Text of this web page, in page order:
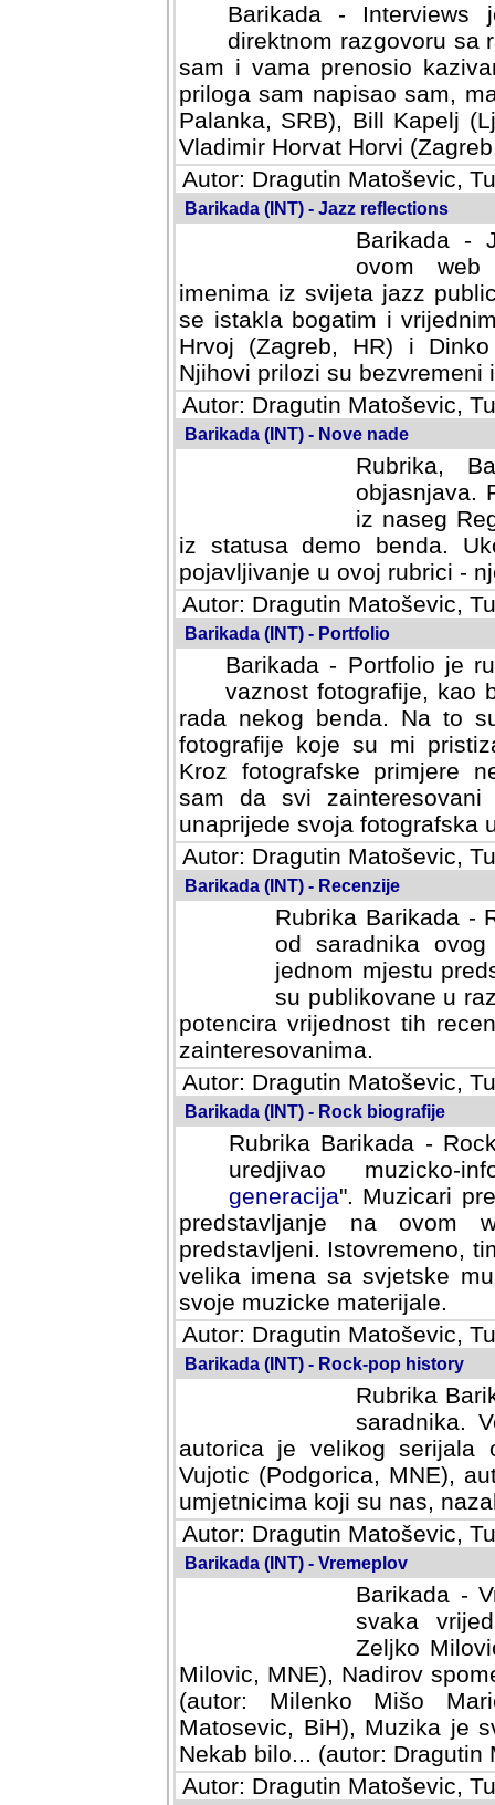
Barikada -
direktnom razgovoru sa
sam i vama prenosio
priloga sam napisao sam,
Palanka, SRB), Bill Kapelj
Vladimir Horvat Horvi
Autor: Dragutin Matoševic,
Barikada (INT) - Jazz reflections
Barikada -
ovom web
imenima iz svijeta jazz
se istakla bogatim i
Hrvoj (Zagreb, HR) i
Njihovi prilozi su bezvremeni
Autor: Dragutin Matoševic,
Barikada (INT) - Nove nade
Rubrika,
objasnjava.
iz naseg
iz statusa demo benda.
pojavljivanje u ovoj rubrici -
Autor: Dragutin Matoševic,
Barikada (INT) - Portfolio
Barikada - Portfolio je
vaznost fotografije, kao
rada nekog benda. Na to
fotografije koje su mi
fotografske primjere
svi zainteresovani
svoja fotografska umijeca.
Autor: Dragutin Matoševic,
Barikada (INT) - Recenzije
Rubrika Barikada -
od saradnika
jednom mjestu
su publikovane u
potencira vrijednost tih
zainteresovanima.
Autor: Dragutin Matoševic,
Barikada (INT) - Rock biografije
Rubrika Barikada -
uredjivao muzicko-
Muzicari predstavljeni u
na ovom web portalu
Istovremeno, tim nacinom
sa svjetske muzicke scene
materijale.
Autor: Dragutin Matoševic,
Barikada (INT) - Rock-pop history
Rubrika
saradnika.
autorica je velikog serijala
Vujotic (Podgorica, MNE),
umjetnicima koji su nas,
Autor: Dragutin Matoševic,
Barikada (INT) - Vremeplov
Barikada -
svaka
Milovic,
MNE), Nadirov spomenar
Milenko Mišo Maric, UK),
Muzika je svirala (autor:
(autor: Dragutin Matosevic,
Autor: Dragutin Matoševic,